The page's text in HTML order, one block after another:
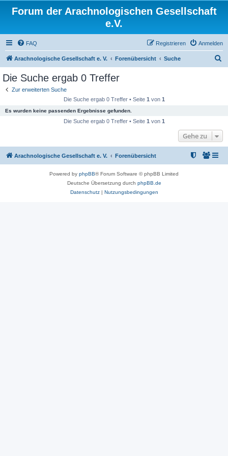
Forum der Arachnologischen Gesellschaft
e.V.
FAQ Anmelden
Registrieren
Arachnologische Gesellschaft e. V. Forenübersicht Suche
Die Suche ergab 0 Treffer
Zur erweiterten Suche
Die Suche ergab 0 Treffer • Seite 1 von 1
Es wurden keine passenden Ergebnisse gefunden.
Die Suche ergab 0 Treffer • Seite 1 von 1
Gehe zu
Arachnologische Gesellschaft e. V. Forenübersicht
Powered by phpBB® Forum Software © phpBB Limited
Deutsche Übersetzung durch phpBB.de
Datenschutz| Nutzungsbedingungen